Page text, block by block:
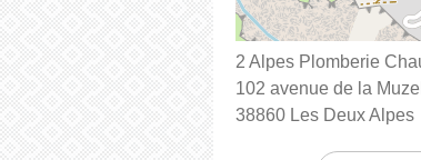
2 Alpes Plomberie
102 avenue de la
38860 Les Deux Alpes